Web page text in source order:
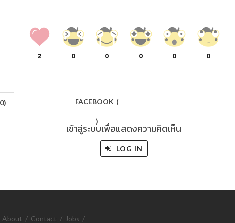
2 0 0 0 0 0
0) FACEBOOK (
)
เข้าสู่ระบบเพื่อแสดงความคิดเห็น
LOG IN
About / Contact / Jobs /